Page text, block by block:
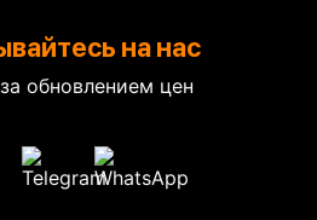
на нас
обновлением цен